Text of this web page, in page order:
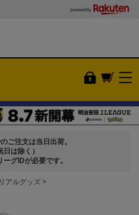
powered by
ご注文は当日出荷。
日は除く）
グIDが必要です。
アルグッズ